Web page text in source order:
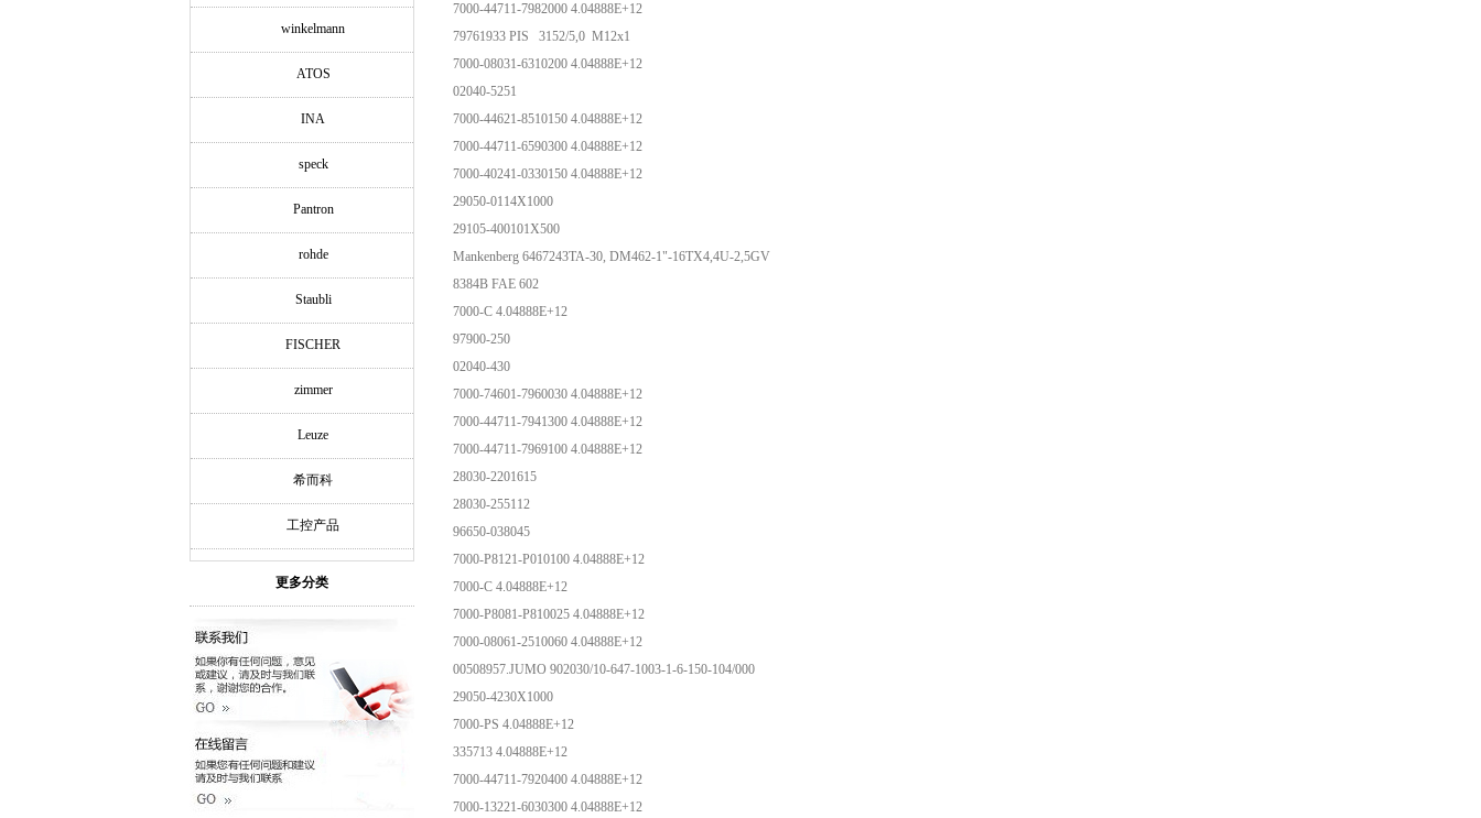
winkelmann
ATOS
INA
speck
Pantron
rohde
Staubli
FISCHER
zimmer
Leuze
希而科
工控产品
更多分类
7000-44711-7982000 4.04888E+12
79761933 PIS 3152/5,0 M12x1
7000-08031-6310200 4.04888E+12
02040-5251
7000-44621-8510150 4.04888E+12
7000-44711-6590300 4.04888E+12
7000-40241-0330150 4.04888E+12
29050-0114X1000
29105-400101X500
Mankenberg 6467243TA-30, DM462-1"-16TX4,4U-2,5GV
8384B FAE 602
7000-C 4.04888E+12
97900-250
02040-430
7000-74601-7960030 4.04888E+12
7000-44711-7941300 4.04888E+12
7000-44711-7969100 4.04888E+12
28030-2201615
28030-255112
96650-038045
7000-P8121-P010100 4.04888E+12
7000-C 4.04888E+12
7000-P8081-P810025 4.04888E+12
7000-08061-2510060 4.04888E+12
00508957.JUMO 902030/10-647-1003-1-6-150-104/000
29050-4230X1000
7000-PS 4.04888E+12
335713 4.04888E+12
7000-44711-7920400 4.04888E+12
7000-13221-6030300 4.04888E+12